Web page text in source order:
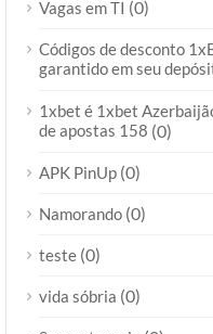
Vagas em TI (0)
Códigos de desconto
garantido em seu
1xbet é 1xbet
de apostas 158 (0)
APK PinUp (0)
Namorando (0)
teste (0)
vida sóbria (0)